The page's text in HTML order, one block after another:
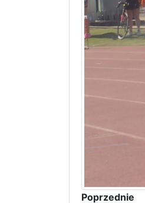
Poprzednie